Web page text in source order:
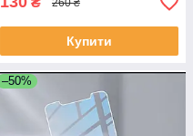
Купити
–50%